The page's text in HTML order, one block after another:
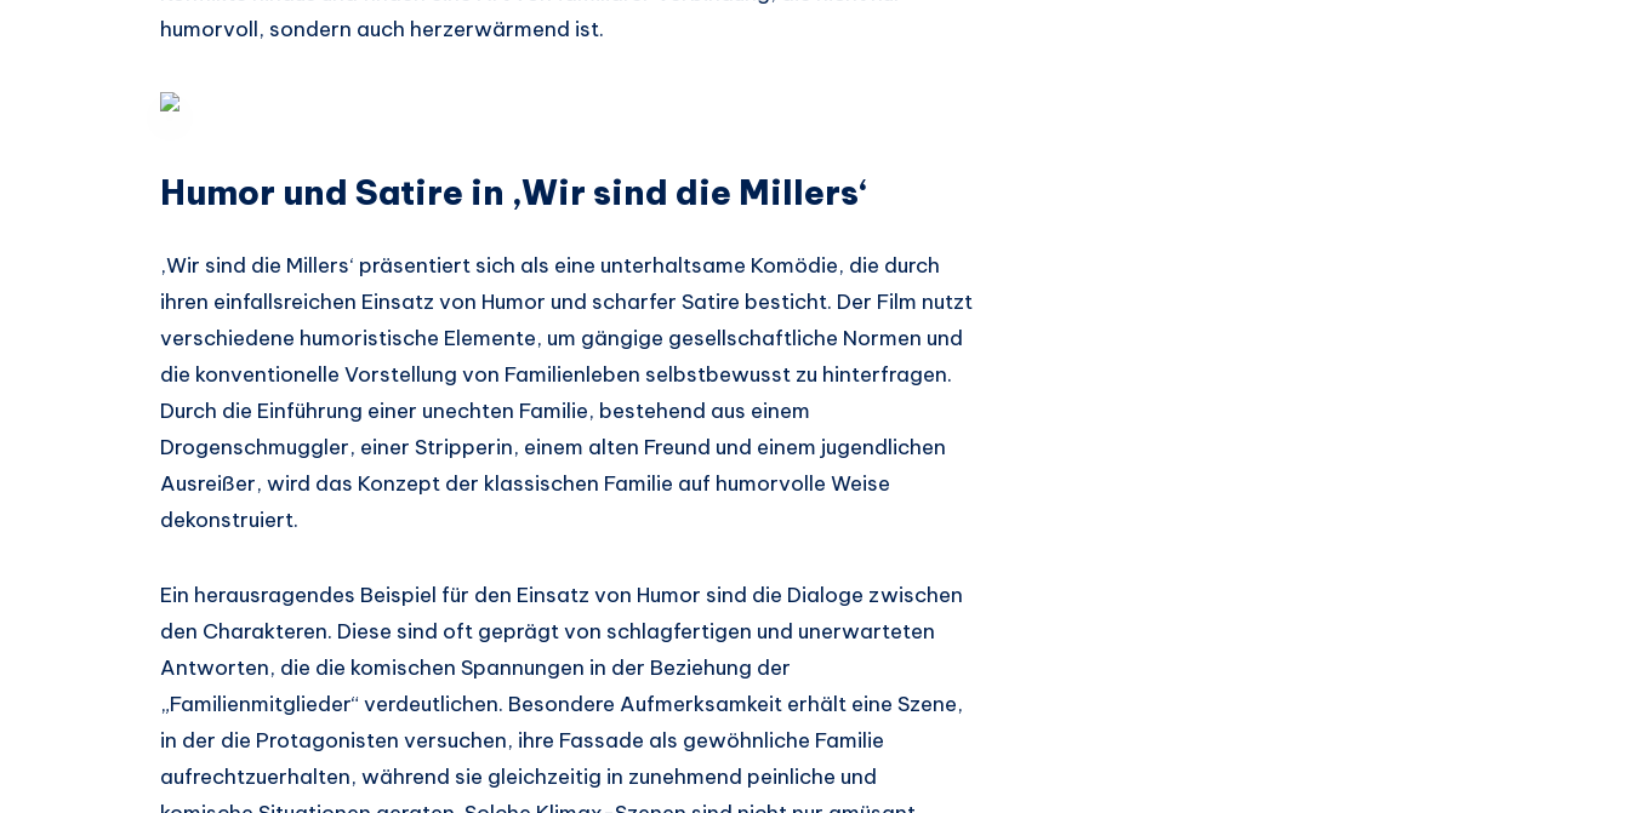
humorvoll, sondern auch herzerwärmend ist.
Humor und Satire in ‚Wir sind die Millers‘
‚Wir sind die Millers‘ präsentiert sich als eine unterhaltsame Komödie, die durch
ihren einfallsreichen Einsatz von Humor und scharfer Satire besticht. Der Film nutzt
verschiedene humoristische Elemente, um gängige gesellschaftliche Normen und
die konventionelle Vorstellung von Familienleben selbstbewusst zu hinterfragen.
Durch die Einführung einer unechten Familie, bestehend aus einem
Drogenschmuggler, einer Stripperin, einem alten Freund und einem jugendlichen
Ausreißer, wird das Konzept der klassischen Familie auf humorvolle Weise
dekonstruiert.
Ein herausragendes Beispiel für den Einsatz von Humor sind die Dialoge zwischen
den Charakteren. Diese sind oft geprägt von schlagfertigen und unerwarteten
Antworten, die die komischen Spannungen in der Beziehung der
„Familienmitglieder“ verdeutlichen. Besondere Aufmerksamkeit erhält eine Szene,
in der die Protagonisten versuchen, ihre Fassade als gewöhnliche Familie
aufrechtzuerhalten, während sie gleichzeitig in zunehmend peinliche und